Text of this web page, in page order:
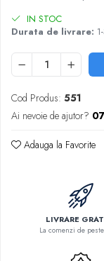
IN STOC
Durata de livrare:
Cod Produs: 551
Ai nevoie de ajutor?
Adauga la Favorite
LIVRARE
La comenzi de